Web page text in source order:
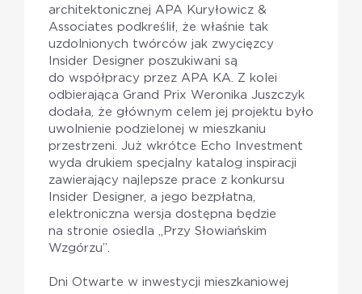
architektonicznej APA Kuryłowicz &
Associates podkreślił, że właśnie tak
uzdolnionych twórców jak zwycięzcy
Insider Designer poszukiwani są
do współpracy przez APA KA. Z kolei
odbierająca Grand Prix Weronika Juszczyk
dodała, że głównym celem jej projektu było
uwolnienie podzielonej w mieszkaniu
przestrzeni. Już wkrótce Echo Investment
wyda drukiem specjalny katalog inspiracji
zawierający najlepsze prace z konkursu
Insider Designer, a jego bezpłatna,
elektroniczna wersja dostępna będzie
na stronie osiedla „Przy Słowiańskim
Wzgórzu”.
Dni Otwarte w inwestycji mieszkaniowej